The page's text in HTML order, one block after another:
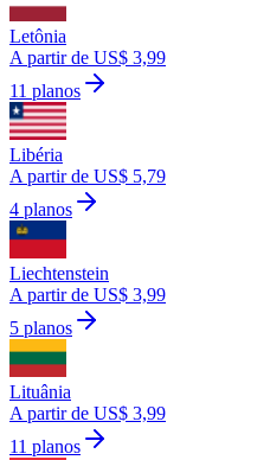
Letônia
A partir de US$ 3,99
11 planos
Libéria
A partir de US$ 5,79
4 planos
Liechtenstein
A partir de US$ 3,99
5 planos
Lituânia
A partir de US$ 3,99
11 planos